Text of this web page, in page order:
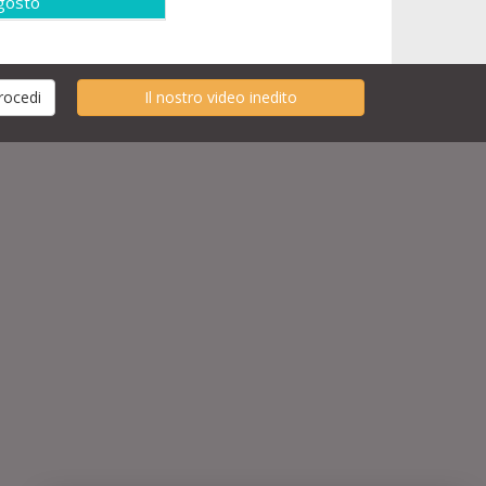
Il nostro video inedito